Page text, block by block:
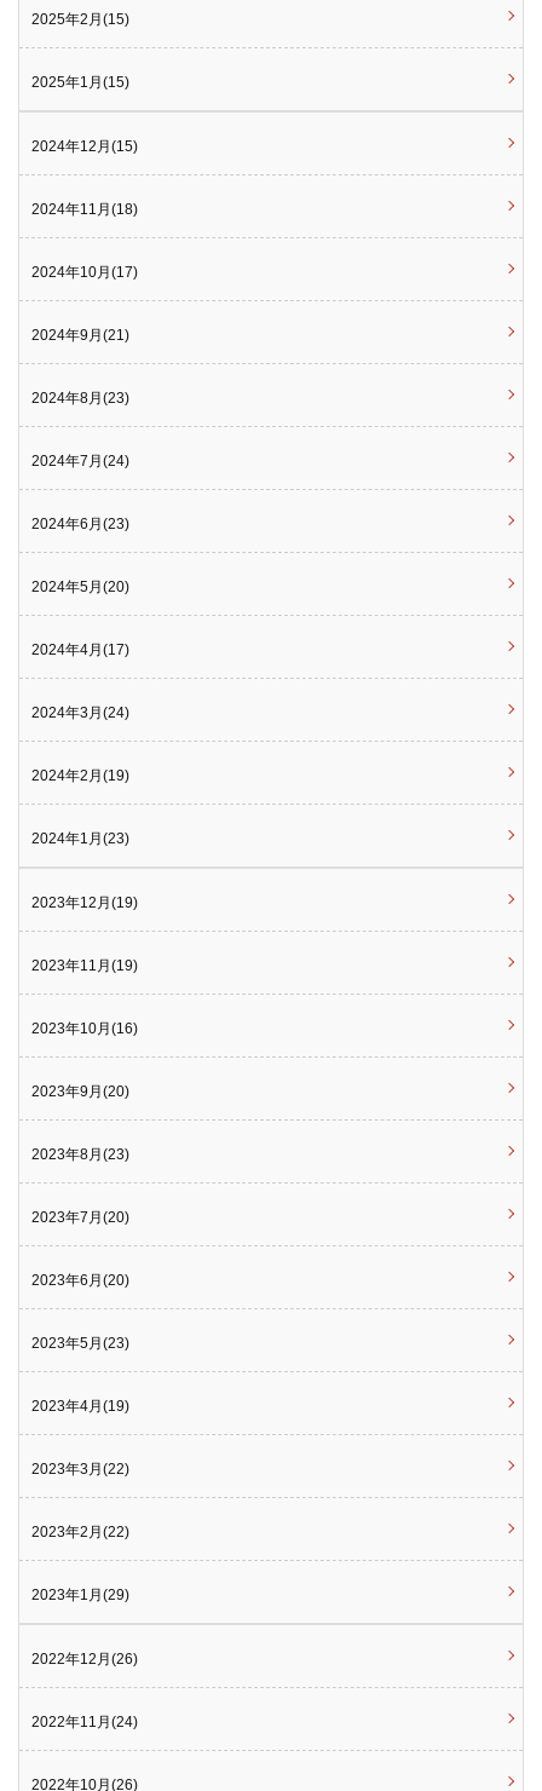
2025年2月(15)
2025年1月(15)
2024年12月(15)
2024年11月(18)
2024年10月(17)
2024年9月(21)
2024年8月(23)
2024年7月(24)
2024年6月(23)
2024年5月(20)
2024年4月(17)
2024年3月(24)
2024年2月(19)
2024年1月(23)
2023年12月(19)
2023年11月(19)
2023年10月(16)
2023年9月(20)
2023年8月(23)
2023年7月(20)
2023年6月(20)
2023年5月(23)
2023年4月(19)
2023年3月(22)
2023年2月(22)
2023年1月(29)
2022年12月(26)
2022年11月(24)
2022年10月(26)